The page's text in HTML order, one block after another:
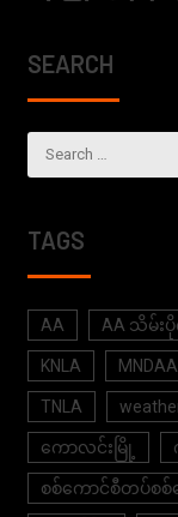
SEARCH
TAGS
AA AA သိမ်း
KNLA MNDAA
TNLA
ကောလင်းမြို့
စစ်ကောင်စီတပ်စစ်က